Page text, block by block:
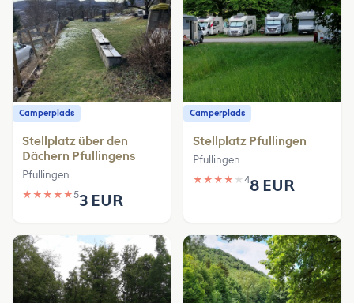
Camperplads
Stellplatz über den
Dächern Pfullingens
Pfullingen
★ ★ ★ ★ ★53 EUR
Camperplads
Stellplatz Pfullingen
Pfullingen
★ ★ ★ ★ ★ 48 EUR